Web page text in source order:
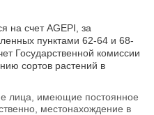
на счет AGEPI, за
пунктами 62-64 и 68-
Государственной комиссии
сортов растений в
лица, имеющие постоянное
местонахождение в